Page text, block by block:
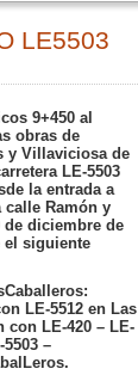
LE5503
9+450 al
obras de
y Villaviciosa de
LE-5503
la entrada a
calle Ramón y
diciembre de
el siguiente
LE-5512 en Las
con LE-420 – LE-
–